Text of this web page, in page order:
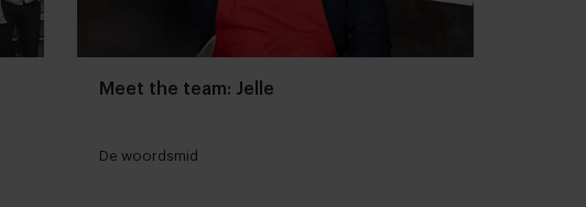
Meet the team: Jelle
De woordsmid